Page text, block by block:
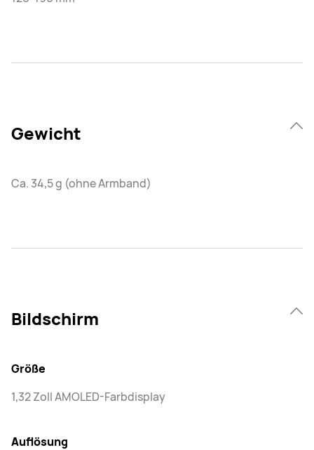
Gewicht
Ca. 34,5 g (ohne Armband)
Bildschirm
Größe
1,32 Zoll AMOLED-Farbdisplay
Auflösung